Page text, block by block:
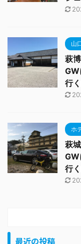
山
萩
GW
行
ホ
萩
GW
行
最近の投稿